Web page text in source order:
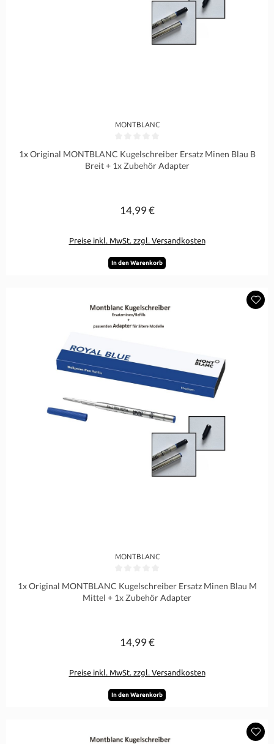
MONTBLANC
1x Original MONTBLANC Kugelschreiber Ersatz Minen Blau B
Breit + 1x Zubehör Adapter
Regulärer Preis:
14,99 €
Preise inkl. MwSt. zzgl. Versandkosten
In den Warenkorb
MONTBLANC
1x Original MONTBLANC Kugelschreiber Ersatz Minen Blau M
Mittel + 1x Zubehör Adapter
Regulärer Preis:
14,99 €
Preise inkl. MwSt. zzgl. Versandkosten
In den Warenkorb